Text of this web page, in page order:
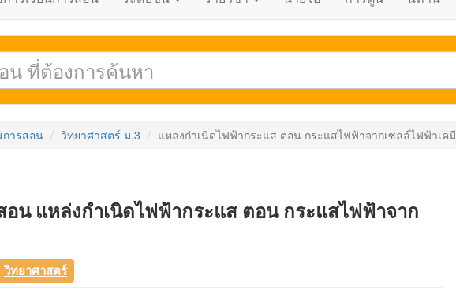
การสอน วิทยาศาสตร์ ม.3 แหล่งกำเนิดไฟฟ้ากระแส ตอน กระแสไฟฟ้าจากเซลล์ไฟฟ้าเคมี
อน แหล่งกำเนิดไฟฟ้ากระแส ตอน กระแสไฟฟ้าจาก
วิทยาศาสตร์